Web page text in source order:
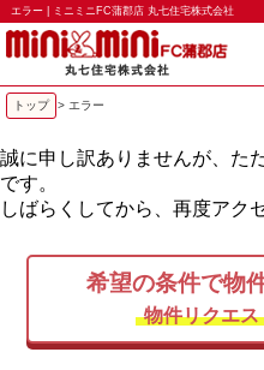
エラー | ミニミニFC蒲郡店 丸七住宅株式会社
トップ > エラー
誠に申し訳ありませんが、た
です。
しばらくしてから、再度アク
希望の条件で物
物件リクエ